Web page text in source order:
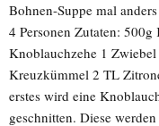
Bohnen-Suppe mal
4 Personen Zutaten:
Knoblauchzehe 1
Kreuzkümmel 2 TL
erstes wird eine
geschnitten. Diese